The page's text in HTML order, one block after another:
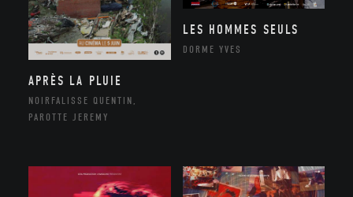
APRÈS LA PLUIE
NOIRFALISSE QUENTIN,
PAROTTE JEREMY
LES HOMMES SEULS
DORME YVES